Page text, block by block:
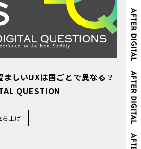
ましいUXは国ごとで異なる？
QUESTION
ち上げ